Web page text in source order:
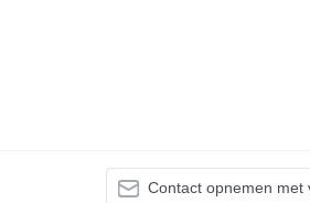
Contact opnemen met